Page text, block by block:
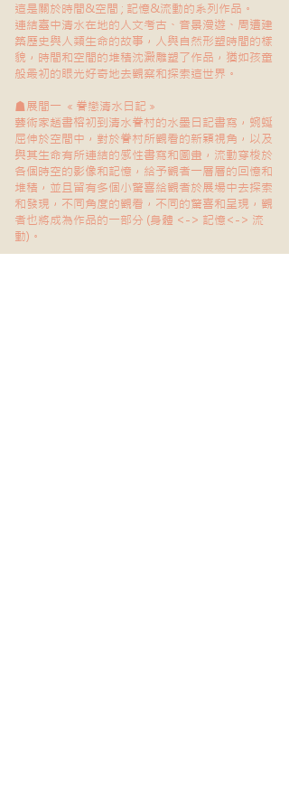
這是關於時間&空間 ; 記憶&流動的系列作品。
連結臺中清水在地的人文考古、音景漫遊、周遭建
築歷史與人類生命的故事，人與自然形塑時間的樣
貌，時間和空間的堆積沈澱雕塑了作品，猶如孩童
般最初的眼光好奇地去觀察和探索這世界。​​
☗展間一 ​ « 眷戀清水日記 »
藝術家趙書榕初到清水眷村的水墨日記書寫，蜿蜒
屈伸於空間中，對於眷村所觀看的新穎視角，以及
與其生命有所連結的感性書寫和圖畫，流動穿梭於
各個時空的影像和記憶，給予觀者一層層的回憶和
堆積，並且留有多個小驚喜給觀者於展場中去探索
和發現，不同角度的觀看，不同的驚喜和呈現，觀
者也將成為作品的一部分 (身體 <-> 記憶<-> 流
動)。